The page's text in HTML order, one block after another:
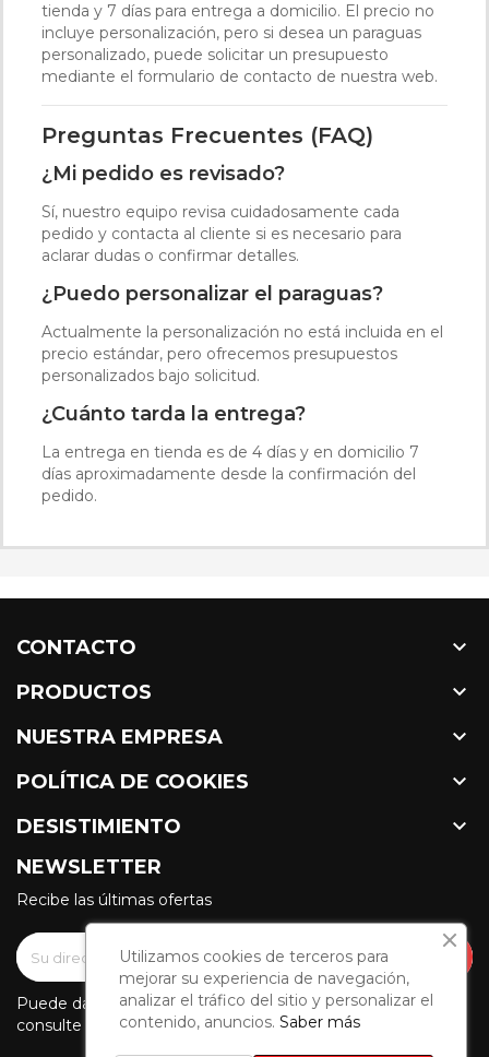
tienda y 7 días para entrega a domicilio. El precio no
incluye personalización, pero si desea un paraguas
personalizado, puede solicitar un presupuesto
mediante el formulario de contacto de nuestra web.
Preguntas Frecuentes (FAQ)
¿Mi pedido es revisado?
Sí, nuestro equipo revisa cuidadosamente cada
pedido y contacta al cliente si es necesario para
aclarar dudas o confirmar detalles.
¿Puedo personalizar el paraguas?
Actualmente la personalización no está incluida en el
precio estándar, pero ofrecemos presupuestos
personalizados bajo solicitud.
¿Cuánto tarda la entrega?
La entrega en tienda es de 4 días y en domicilio 7
días aproximadamente desde la confirmación del
pedido.
CONTACTO 
PRODUCTOS 
NUESTRA EMPRESA 
POLÍTICA DE COOKIES 
DESISTIMIENTO 
NEWSLETTER
Recibe las últimas ofertas
Puede darse de baja en cualquier momento. Para ello,
consulte nuestra información de contacto en el aviso legal.
Utilizamos cookies de terceros para
mejorar su experiencia de navegación,
analizar el tráfico del sitio y personalizar el
contenido, anuncios. Saber más